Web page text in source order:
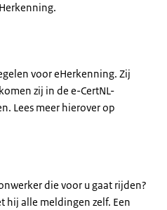
voor eHerkenning. Zij
zij in de e-CertNL-
Lees meer hierover op
die voor u gaat rijden?
hij alle meldingen zelf. Een